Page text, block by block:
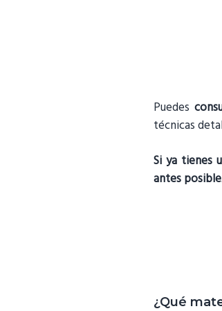
Puedes
técnicas
Si ya tienes
antes posible
¿Qué